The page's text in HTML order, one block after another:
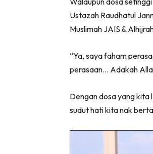
Ustazah Raudhatul
Muslimah JAIS &
“Ya, saya faham
perasaan… Adakah
Dengan dosa yang kita
sudut hati kita nak